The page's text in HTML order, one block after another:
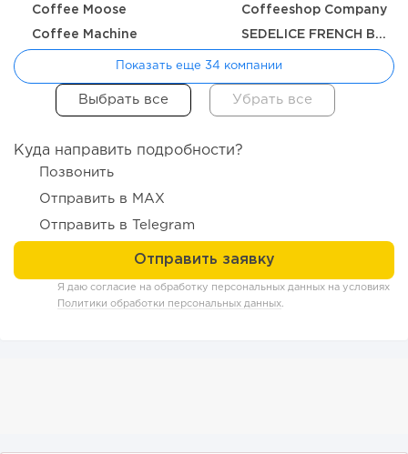
Отзыв SSL-сертификатов у банков: как это влияет на
Coffee Moose Coffeeshop Company
Coffee Machine SEDELICE FRENCH BAKERY
Показать еще 34 компании
Куда направить подробности?
Позвонить
Отправить в MAX
Отправить в Telegram
Я даю согласие на обработку персональных данных на условиях
Политики обработки персональных данных.